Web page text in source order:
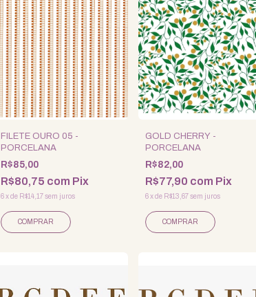
FILETE OURO 05 -
PORCELANA
R$85,00
R$80,75 com Pix
6 xde R$14,17 sem juros
GOLD CHERRY -
PORCELANA
R$82,00
R$77,90 com Pix
6 xde R$13,67 sem juros